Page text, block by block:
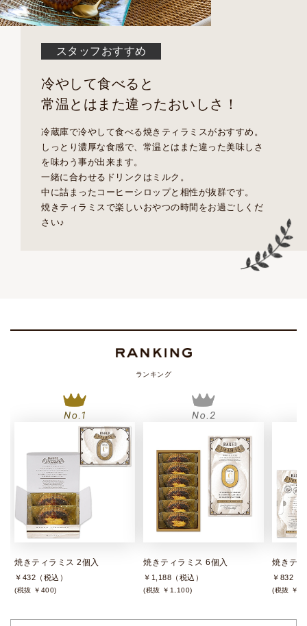
スタッフおすすめ
冷やして食べると
常温とはまた違ったおいしさ！
冷蔵庫で冷やして食べる焼きティラミスがおすすめ。
しっとり濃厚な食感で、常温とはまた違った美味しさ
を味わう事が出来ます。
一緒に合わせるドリンクはミルク。
中に詰まったコーヒーシロップと相性が抜群です。
焼きティラミスで楽しいおやつの時間をお過ごしくだ
さい♪
ランキング
焼きティラミス 2個入
￥432（税込）
(税抜 ￥400)
焼きティラミス 6個入
￥1,188（税込）
(税抜 ￥1,100)
焼きテ
￥832（
(税抜 ￥